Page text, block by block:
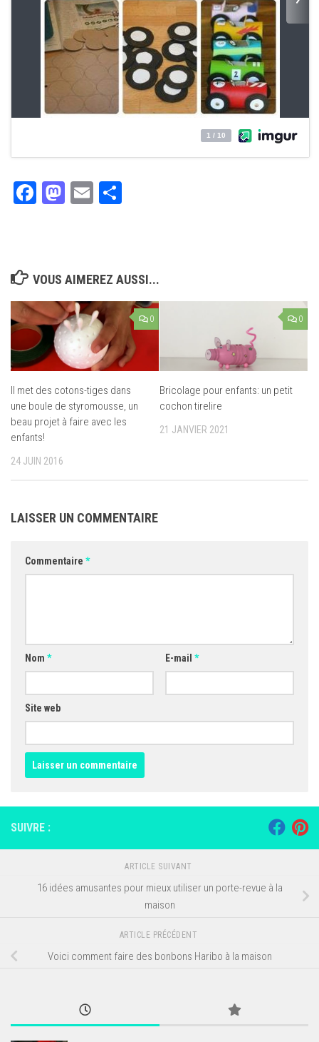
Facebook
Mastodon
Email
VOUS AIMEREZ AUSSI...
0
Il met des cotons-tiges dans
une boule de styromousse, un
beau projet à faire avec les
enfants!
24 JUIN 2016
0
Bricolage pour enfants: un petit
cochon tirelire
21 JANVIER 2021
LAISSER UN COMMENTAIRE
Commentaire *
Nom * E-mail *
Site web
SUIVRE :
ARTICLE SUIVANT
16 idées amusantes pour mieux utiliser un porte-revue à la
maison
ARTICLE PRÉCÉDENT
Voici comment faire des bonbons Haribo à la maison